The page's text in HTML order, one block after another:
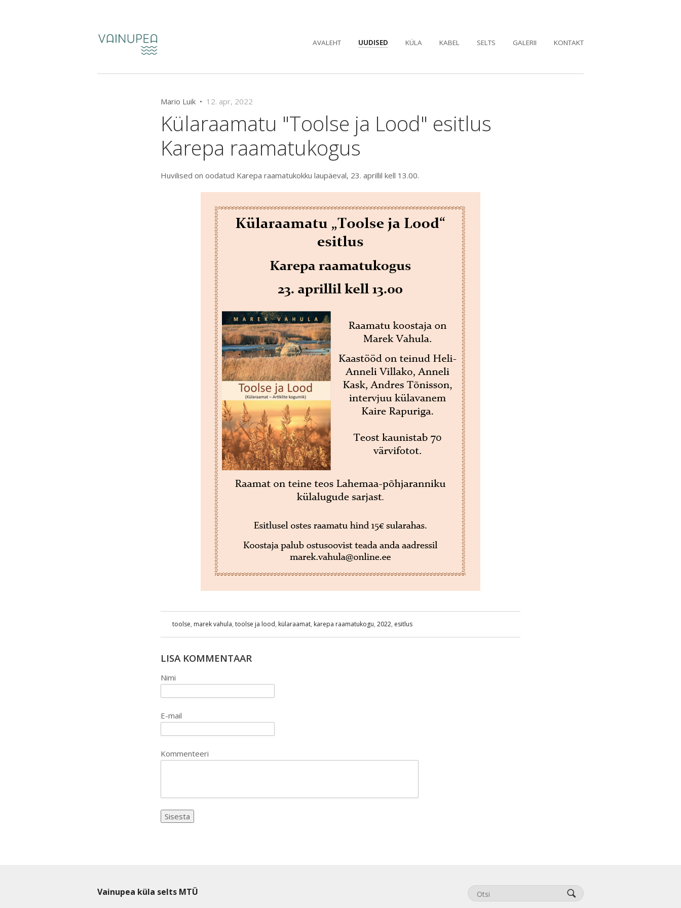
AVALEHT UUDISED KÜLA KABEL SELTS GALERII KONTAKT
Mario Luik • 12. apr, 2022
Külaraamatu "Toolse ja Lood" esitlus
Karepa raamatukogus
Huvilised on oodatud Karepa raamatukokku laupäeval, 23. aprillil kell 13.00.
toolse, marek vahula, toolse ja lood, külaraamat, karepa raamatukogu, 2022, esitlus
LISA KOMMENTAAR
Nimi
E-mail
Kommenteeri
Vainupea küla selts MTÜ